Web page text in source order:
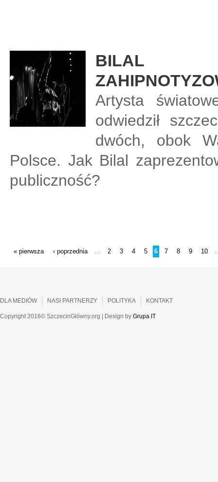
BILAL
Artysta
odwiedził
dwóch, obok
Polsce. Jak Bilal
publiczność?
« pierwsza ‹ poprzednia … 2 3 4 5 6 7 8 9 10
DLA MEDIÓW NASI PARTNERZY POLITYKA KONTAKT
Copyright 2016© SzczecinGłówny.org | Design by Grupa. IT